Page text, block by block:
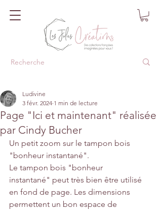
Page "Ici et maintenant" réalisée
par Cindy Bucher
Ludivine
3 févr. 2024 1 min de lecture
Un petit zoom sur le tampon bois
"bonheur instantané".
Le tampon bois "bonheur
instantané" peut très bien être utilisé
en fond de page. Les dimensions
permettent un bon espace de